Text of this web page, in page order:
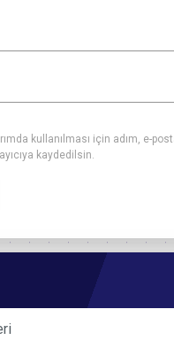
kullanılması için adım, e-
kaydedilsin.